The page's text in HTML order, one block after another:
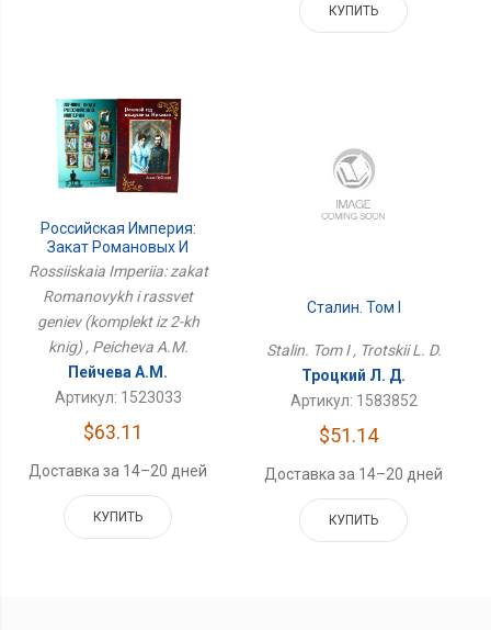
КУПИТЬ
Российская Империя:
Закат Романовых И
Рассвет Гениев
(комплект Из 2-Х Книг)
Rossiiskaia Imperiia: zakat
Romanovykh i rassvet
geniev (komplekt iz 2-kh
knig) , Peicheva A.M.
Пейчева А.М.
Артикул: 1523033
$63.11
Доставка за 14–20 дней
КУПИТЬ
Сталин. Том I
Stalin. Tom I , Trotskii L. D.
Троцкий Л. Д.
Артикул: 1583852
$51.14
Доставка за 14–20 дней
КУПИТЬ